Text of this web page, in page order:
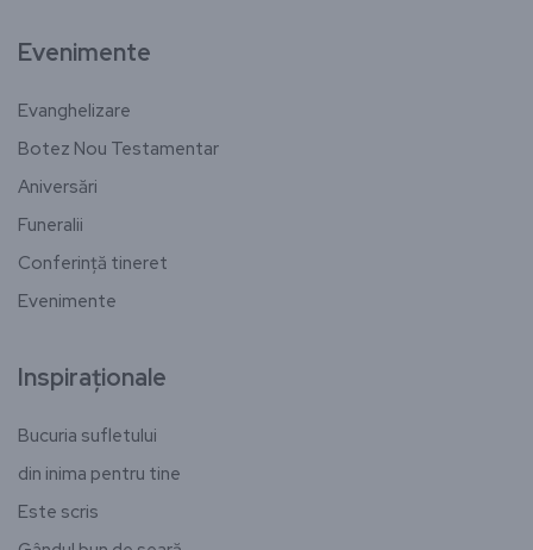
Evenimente
Evanghelizare
Botez Nou Testamentar
Aniversări
Funeralii
Conferință tineret
Evenimente
Inspiraționale
Bucuria sufletului
din inima pentru tine
Este scris